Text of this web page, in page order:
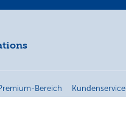
Bereich Kundenservice